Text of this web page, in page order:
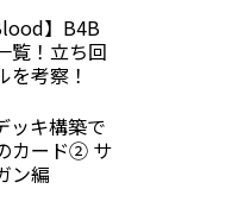
】B4B
覧！立ち回
を考察！
ッキ構築で
カード② サ
ン編